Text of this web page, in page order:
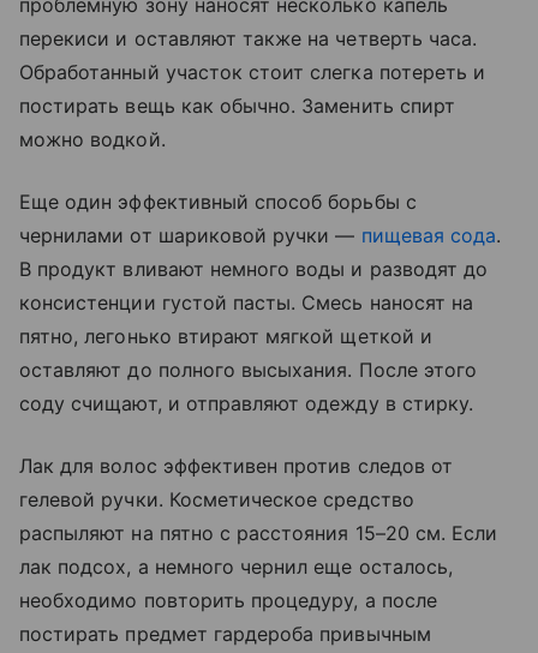
перекиси и оставляют также на четверть часа.
Обработанный участок стоит слегка потереть и
постирать вещь как обычно. Заменить спирт
можно водкой.
Еще один эффективный способ борьбы с
чернилами от шариковой ручки — пищевая сода.
В продукт вливают немного воды и разводят до
консистенции густой пасты. Смесь наносят на
пятно, легонько втирают мягкой щеткой и
оставляют до полного высыхания. После этого
соду счищают, и отправляют одежду в стирку.
Лак для волос эффективен против следов от
гелевой ручки. Косметическое средство
распыляют на пятно с расстояния 15–20 см. Если
лак подсох, а немного чернил еще осталось,
необходимо повторить процедуру, а после
постирать предмет гардероба привычным